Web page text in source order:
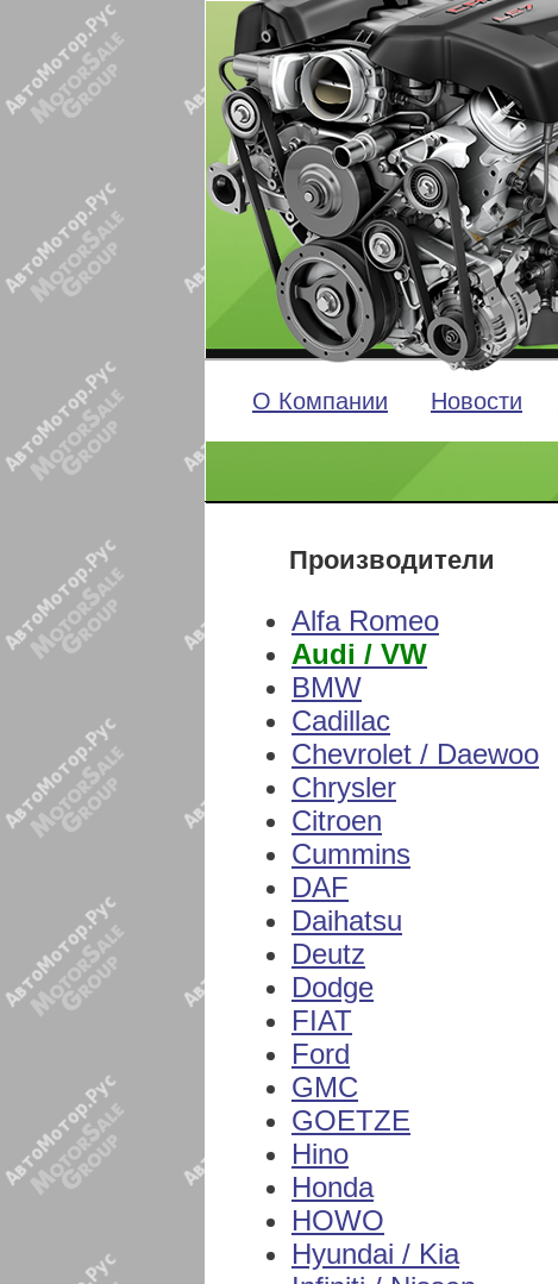
О Компании Новости
Производители
Alfa Romeo
Audi / VW
BMW
Cadillac
Chevrolet / Daewoo
Chrysler
Citroen
Cummins
DAF
Daihatsu
Deutz
Dodge
FIAT
Ford
GMC
GOETZE
Hino
Honda
HOWO
Hyundai / Kia